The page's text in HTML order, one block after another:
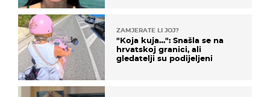
ZAMJERATE LI JOJ?
"Koja kuja…": Snašla se na
hrvatskoj granici, ali
gledatelji su podijeljeni